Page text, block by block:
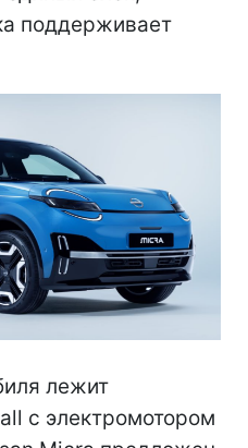
поддерживает
лежит
с электромотором